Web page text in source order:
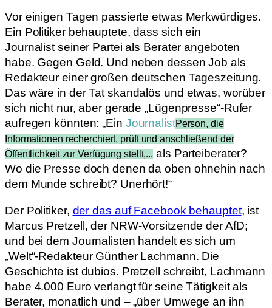
Vor einigen Tagen passierte etwas Merkwürdiges.
Ein Politiker behauptete, dass sich ein
Journalist seiner Partei als Berater angeboten
habe. Gegen Geld. Und neben dessen Job als
Redakteur einer großen deutschen Tageszeitung.
Das wäre in der Tat skandalös und etwas, worüber
sich nicht nur, aber gerade „Lügenpresse“-Rufer
aufregen könnten: „Ein JournalistPerson, die
Informationen recherchiert, prüft und anschließend der
Öffentlichkeit zur Verfügung stellt,... als Parteiberater?
Wo die Presse doch denen da oben ohnehin nach
dem Munde schreibt? Unerhört!“
Der Politiker, der das auf Facebook behauptet, ist
Marcus Pretzell, der NRW-Vorsitzende der AfD;
und bei dem Journalisten handelt es sich um
„Welt“-Redakteur Günther Lachmann. Die
Geschichte ist dubios. Pretzell schreibt, Lachmann
habe 4.000 Euro verlangt für seine Tätigkeit als
Berater, monatlich und – „über Umwege an ihn